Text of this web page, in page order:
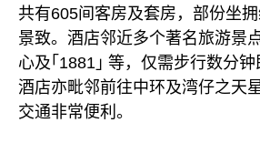
共有605间客房及套房，部份坐
景致。酒店邻近多个著名旅游景
心及｢1881｣ 等，仅需步行数分钟
酒店亦毗邻前往中环及湾仔之天
交通非常便利。